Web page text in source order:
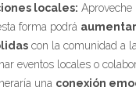
locales: Aproveche
forma podrá
con la comunidad a
eventos locales o
una conexión